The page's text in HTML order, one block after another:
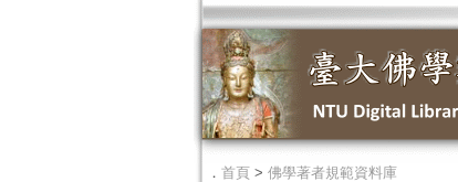
． 首頁> 佛學著者規範資料庫